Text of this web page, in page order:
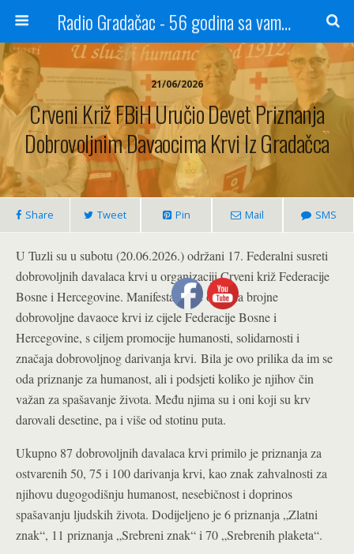
Radio Gradačac - 56 godina sa vama...
21/06/2026
Crveni Križ FBiH Uručio Devet Priznanja
Dobrovoljnim Davaocima Krvi Iz Gradačca
Share Tweet Pin Mail SMS
U Tuzli su u subotu (20.06.2026.) održani 17. Federalni susreti
dobrovoljnih davalaca krvi u organizaciji Crveni križ Federacije
Bosne i Hercegovine. Manifestacija je okupila brojne
dobrovoljne davaoce krvi iz cijele Federacije Bosne i
Hercegovine, s ciljem promocije humanosti, solidarnosti i
značaja dobrovoljnog darivanja krvi. Bila je ovo prilika da im se
oda priznanje za humanost, ali i podsjeti koliko je njihov čin
važan za spašavanje života. Među njima su i oni koji su krv
darovali desetine, pa i više od stotinu puta.
Ukupno 87 dobrovoljnih davalaca krvi primilo je priznanja za
ostvarenih 50, 75 i 100 darivanja krvi, kao znak zahvalnosti za
njihovu dugogodišnju humanost, nesebičnost i doprinos
spašavanju ljudskih života. Dodijeljeno je 6 priznanja „Zlatni
znak“, 11 priznanja „Srebreni znak“ i 70 „Srebrenih plaketa“.